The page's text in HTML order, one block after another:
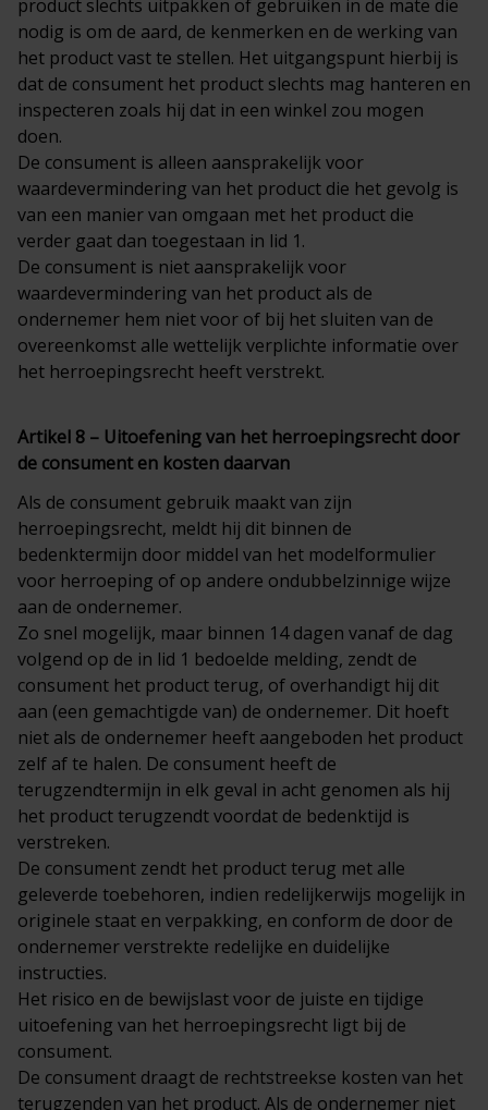
product slechts uitpakken of gebruiken in de mate die
nodig is om de aard, de kenmerken en de werking van
het product vast te stellen. Het uitgangspunt hierbij is
dat de consument het product slechts mag hanteren en
inspecteren zoals hij dat in een winkel zou mogen
doen.
De consument is alleen aansprakelijk voor
waardevermindering van het product die het gevolg is
van een manier van omgaan met het product die
verder gaat dan toegestaan in lid 1.
De consument is niet aansprakelijk voor
waardevermindering van het product als de
ondernemer hem niet voor of bij het sluiten van de
overeenkomst alle wettelijk verplichte informatie over
het herroepingsrecht heeft verstrekt.
Artikel 8 – Uitoefening van het herroepingsrecht door
de consument en kosten daarvan
Als de consument gebruik maakt van zijn
herroepingsrecht, meldt hij dit binnen de
bedenktermijn door middel van het modelformulier
voor herroeping of op andere ondubbelzinnige wijze
aan de ondernemer.
Zo snel mogelijk, maar binnen 14 dagen vanaf de dag
volgend op de in lid 1 bedoelde melding, zendt de
consument het product terug, of overhandigt hij dit
aan (een gemachtigde van) de ondernemer. Dit hoeft
niet als de ondernemer heeft aangeboden het product
zelf af te halen. De consument heeft de
terugzendtermijn in elk geval in acht genomen als hij
het product terugzendt voordat de bedenktijd is
verstreken.
De consument zendt het product terug met alle
geleverde toebehoren, indien redelijkerwijs mogelijk in
originele staat en verpakking, en conform de door de
ondernemer verstrekte redelijke en duidelijke
instructies.
Het risico en de bewijslast voor de juiste en tijdige
uitoefening van het herroepingsrecht ligt bij de
consument.
De consument draagt de rechtstreekse kosten van het
terugzenden van het product. Als de ondernemer niet